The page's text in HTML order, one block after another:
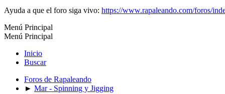
Ayuda a que el foro siga vivo: https://www.rapaleando.com/foros/
Menú Principal
Menú Principal
Inicio
Buscar
Foros de Rapaleando
► Mar - Spinning y Jigging